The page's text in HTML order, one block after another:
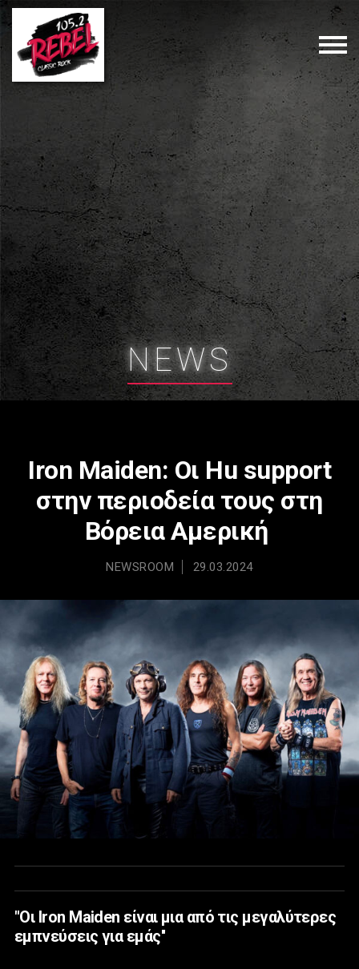
NEWS
Iron Maiden: Οι Hu support
στην περιοδεία τους στη
Βόρεια Αμερική
NEWSROOM 29.03.2024
"Οι Iron Maiden είναι μια από τις μεγαλύτερες
εμπνεύσεις για εμάς''